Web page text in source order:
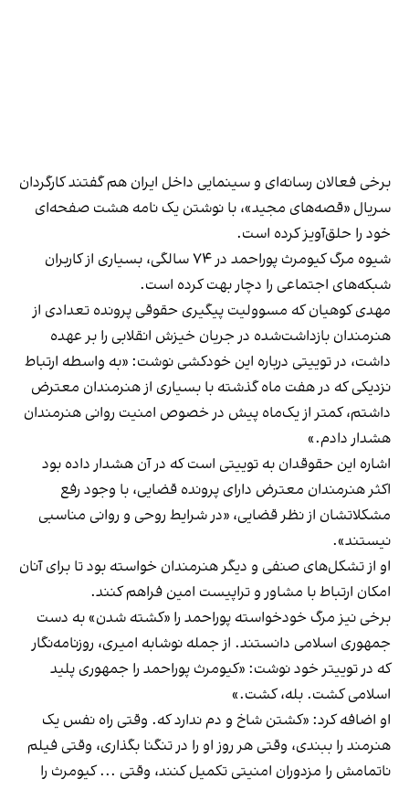
برخی فعالان رسانه‌ای و سینمایی داخل ایران هم گفتند کارگردان
سریال «قصه‌های مجید»، با نوشتن یک نامه هشت صفحه‌ای
خود را حلق‌آویز کرده است.
شیوه مرگ کیومرث پوراحمد در ۷۴ سالگی، بسیاری از کاربران
شبکه‌های اجتماعی را دچار بهت کرده است.
مهدی کوهیان که مسوولیت پیگیری حقوقی پرونده تعدادی از
هنرمندان بازداشت‌شده در جریان خیزش انقلابی را بر عهده
داشت، در توییتی درباره این خودکشی نوشت: «به واسطه ارتباط
نزدیکی که در هفت ماه گذشته با بسیاری از هنرمندان معترض
داشتم، کمتر از یک‌ماه پیش در خصوص امنیت روانی هنرمندان
هشدار دادم.»
اشاره این حقوقدان به توییتی است که در آن هشدار داده بود
اکثر هنرمندان معترض دارای پرونده قضایی، با وجود رفع
مشکلاتشان از نظر قضایی، «در شرایط روحی و روانی مناسبی
نیستند».
او از تشکل‌های صنفی و دیگر هنرمندان خواسته بود تا برای آنان
امکان ارتباط با مشاور و تراپیست امین فراهم کنند.
برخی نیز مرگ خودخواسته پوراحمد را «کشته شدن» به دست
جمهوری اسلامی دانستند. از جمله نوشابه امیری، روزنامه‌نگار
که در توییتر خود نوشت: «کیومرث پوراحمد را جمهوری پلید
اسلامی کشت. بله، کشت.»
او اضافه کرد: «کشتن شاخ و دم ندارد که. وقتی راه نفس یک
هنرمند را ببندی، وقتی هر روز او را در تنگنا بگذاری، وقتی فیلم
ناتمامش را مزدوران امنیتی تکمیل کنند، وقتی ... کیومرث را